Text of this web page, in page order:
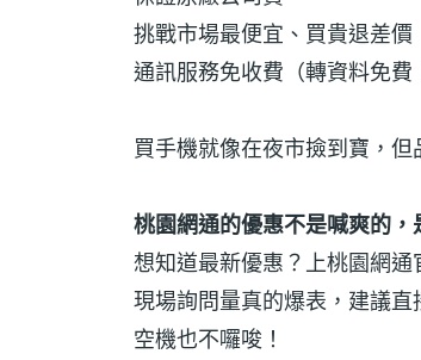
挑戰市場最便宜、買貴退差價
通訊服務免收費（轉資料免費
買手機就像在夜市撿到寶，
桃園網通的優惠不是喊爽的，
想知道最新優惠？上桃園網通
現場詢問量真的爆表，建議
空機也不囉唆！